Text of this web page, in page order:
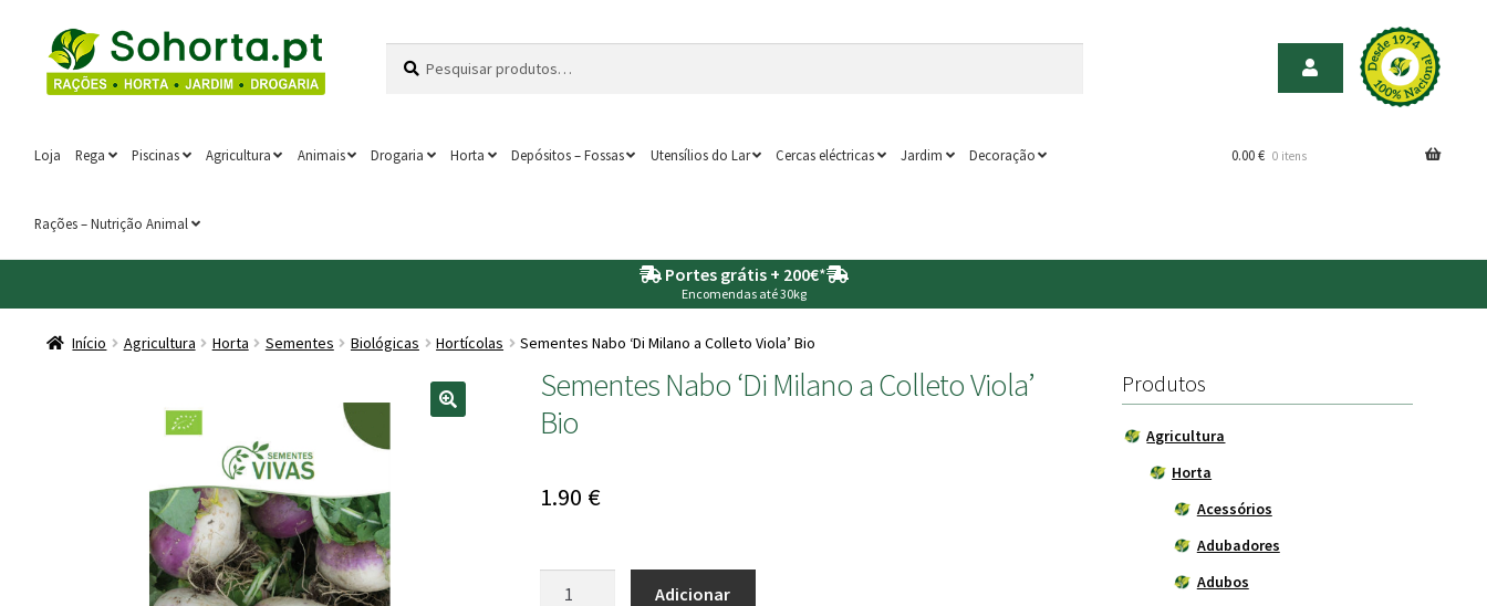
Ir
para
a
Saltar
para
o
por:
Loja Rega Piscinas Agricultura Animais Drogaria Horta Depósitos – Fossas Utensílios do Lar Cercas eléctricas Jardim Decoração
Rações – Nutrição Animal
0.00€ 0 itens
Portes grátis + 200€*
Encomendas até 30kg
Início Agricultura Horta Sementes Biológicas Hortícolas Sementes Nabo ‘Di Milano a Colleto Viola’ Bio
Sementes Nabo ‘Di Milano a Colleto Viola’
Bio
1.90 €
Adicionar
Produtos
Agricultura
Horta
Acessórios
Adubadores
Adubos